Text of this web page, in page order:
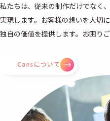
私たちは、従来の制作だけでなく
実現します。お客様の想いを大切
独自の価値を提供します。お困り
Cansについて